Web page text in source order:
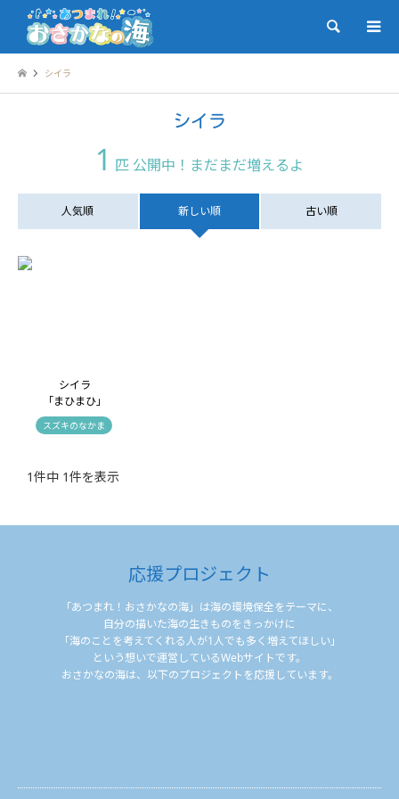
検索
シイラ
シイラ
1 匹 公開中！まだまだ増えるよ
人気順 新しい順 古い順
シイラ
「まひまひ」
スズキのなかま
1件中 1件を表示
応援プロジェクト
「あつまれ！おさかなの海」は海の環境保全をテーマに、
自分の描いた海の生きものをきっかけに
「海のことを考えてくれる人が1人でも多く増えてほしい」
という想いで運営しているWebサイトです。
おさかなの海は、以下のプロジェクトを応援しています。